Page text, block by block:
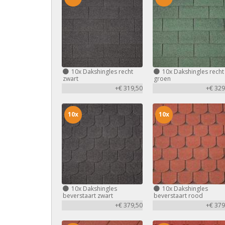
10x Dakshingles recht
zwart
+€ 319,50
10xDakshingles recht
groen
+€
10x Dakshingles
beverstaart zwart
+€ 379,50
10x
10xDakshingles
beverstaart rood
+€
10x